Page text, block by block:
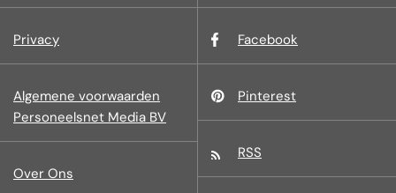
Privacy
Algemene voorwaarden
Personeelsnet Media BV
Over Ons
Facebook
Pinterest
RSS